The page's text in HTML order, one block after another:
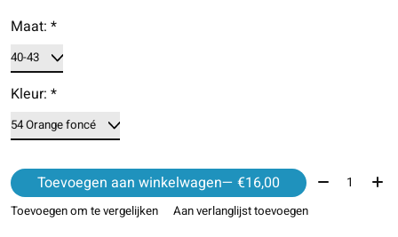
Maat: *
Kleur: *
Toevoegen aan winkelwagen — €16,00 Aantal:
Toevoegen om te vergelijken Aan verlanglijst toevoegen